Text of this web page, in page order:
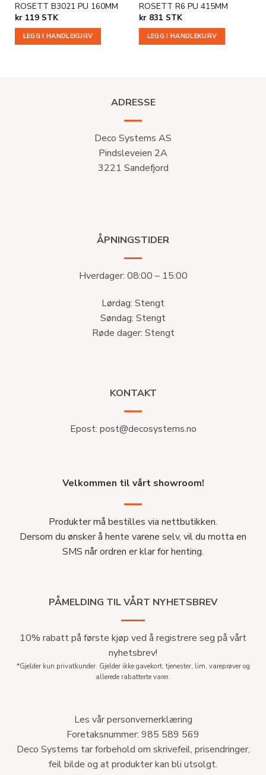
ROSETT B3021 PU 160MM
kr119 STK
LEGG I HANDLEKURV
ROSETT R6 PU 415MM
kr831 STK
LEGG I HANDLEKURV
ADRESSE
Deco Systems AS
Pindsleveien 2A
3221 Sandefjord
ÅPNINGSTIDER
Hverdager: 08:00 – 15:00
Lørdag: Stengt
Søndag: Stengt
Røde dager: Stengt
KONTAKT
Epost: post@decosystems.no
Velkommen til vårt showroom!
Produkter må bestilles via nettbutikken.
Dersom du ønsker å hente varene selv, vil du motta en
SMS når ordren er klar for henting.
PÅMELDING TIL VÅRT NYHETSBREV
10% rabatt på første kjøp ved å registrere seg på vårt
nyhetsbrev!
*Gjelder kun privatkunder. Gjelder ikke gavekort, tjenester, lim, vareprøver og
allerede rabatterte varer.
Les vår personvernerklæring
Foretaksnummer: 985 589 569
Deco Systems tar forbehold om skrivefeil, prisendringer,
feil bilde og at produkter kan bli utsolgt.